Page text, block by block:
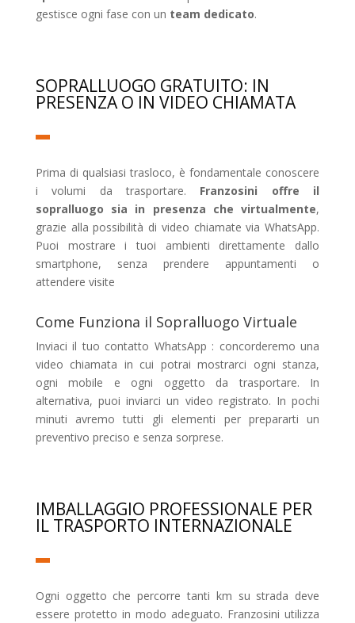
gestisce ogni fase con un team dedicato.
SOPRALLUOGO GRATUITO: IN
PRESENZA O IN VIDEO CHIAMATA
Prima di qualsiasi trasloco, è fondamentale conoscere
i volumi da trasportare. Franzosini offre il
sopralluogo sia in presenza che virtualmente,
grazie alla possibilità di video chiamate via WhatsApp.
Puoi mostrare i tuoi ambienti direttamente dallo
smartphone, senza prendere appuntamenti o
attendere visite
Come Funziona il Sopralluogo Virtuale
Inviaci il tuo contatto WhatsApp : concorderemo una
video chiamata in cui potrai mostrarci ogni stanza,
ogni mobile e ogni oggetto da trasportare. In
alternativa, puoi inviarci un video registrato. In pochi
minuti avremo tutti gli elementi per prepararti un
preventivo preciso e senza sorprese.
IMBALLAGGIO PROFESSIONALE PER
IL TRASPORTO INTERNAZIONALE
Ogni oggetto che percorre tanti km su strada deve
essere protetto in modo adeguato. Franzosini utilizza